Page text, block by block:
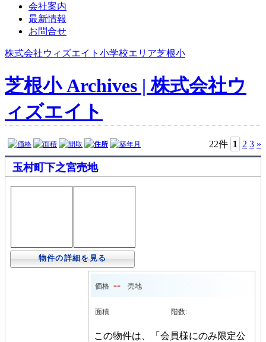
会社案内
最新情報
お問合せ
株式会社ウィズエイト 小学校エリア芝根小
芝根小 Archives | 株式会社ウ
ィズエイト
価格 面積 間取 住所 築年月 22件 1 2 3 »
玉村町下之宮売地
物件の詳細を見る
価格 -- 売地
面積 階数:
この物件は、「会員様にのみ限定公